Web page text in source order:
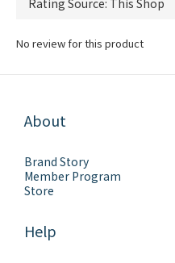
No review for this product
About
Brand Story
Member Program
Store
Help